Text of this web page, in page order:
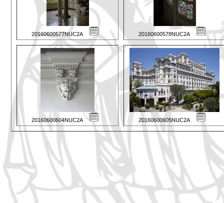
20160600577NUC2A 20160600578NUC2A
20160600604NUC2A 20160600605NUC2A